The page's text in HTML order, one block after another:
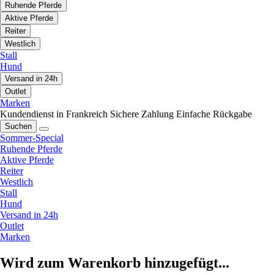
Ruhende Pferde
Aktive Pferde
Reiter
Westlich
Stall
Hund
Versand in 24h
Outlet
Marken
Kundendienst in Frankreich Sichere Zahlung Einfache Rückgabe
Suchen
Sommer-Special
Ruhende Pferde
Aktive Pferde
Reiter
Westlich
Stall
Hund
Versand in 24h
Outlet
Marken
Wird zum Warenkorb hinzugefügt...